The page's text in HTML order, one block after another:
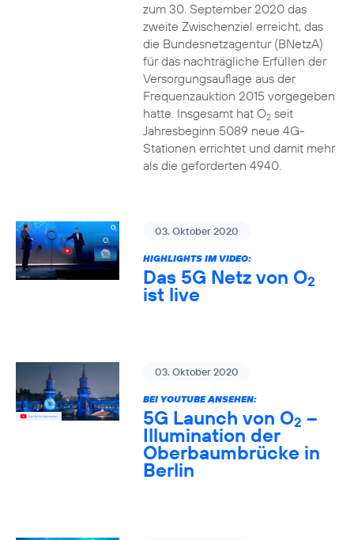
zum 30. September 2020 das
zweite Zwischenziel erreicht, das
die Bundesnetzagentur (BNetzA)
für das nachträgliche Erfüllen der
Versorgungsauflage aus der
Frequenzauktion 2015 vorgegeben
hatte. Insgesamt hat O2seit
Jahresbeginn 5089 neue 4G-
Stationen errichtet und damit mehr
als die geforderten 4940.
03. Oktober 2020
HIGHLIGHTS IM VIDEO:
Das 5G Netz von O2
ist live
03. Oktober 2020
BEI YOUTUBE ANSEHEN:
5G Launch von O2 –
Illumination der
Oberbaumbrücke in
Berlin